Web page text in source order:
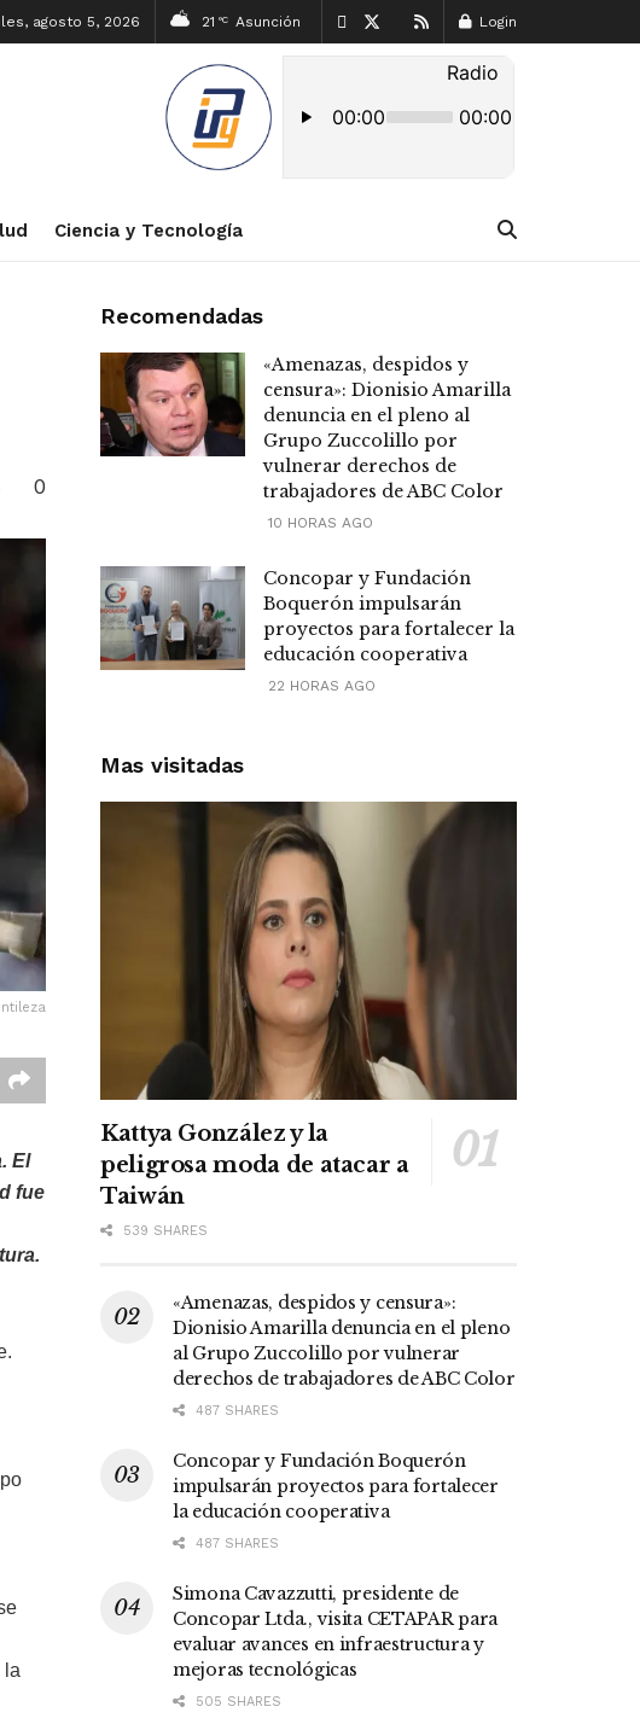
agosto 5, 2026 21 °C Asunción Login
Ciencia y Tecnología
0
El
fue
la
Recomendadas
«Amenazas, despidos y
censura»: Dionisio Amarilla
denuncia en el pleno al
Grupo Zuccolillo por
vulnerar derechos de
trabajadores de ABC Color
10 HORAS AGO
Concopar y Fundación
Boquerón impulsarán
proyectos para fortalecer la
educación cooperativa
22 HORAS AGO
Mas visitadas
Kattya González y la
peligrosa moda de atacar a
Taiwán
539 SHARES
«Amenazas, despidos y censura»:
Dionisio Amarilla denuncia en el pleno
al Grupo Zuccolillo por vulnerar
derechos de trabajadores de ABC Color
487 SHARES
Concopar y Fundación Boquerón
impulsarán proyectos para fortalecer
la educación cooperativa
487 SHARES
Simona Cavazzutti, presidente de
Concopar Ltda., visita CETAPAR para
evaluar avances en infraestructura y
mejoras tecnológicas
505 SHARES